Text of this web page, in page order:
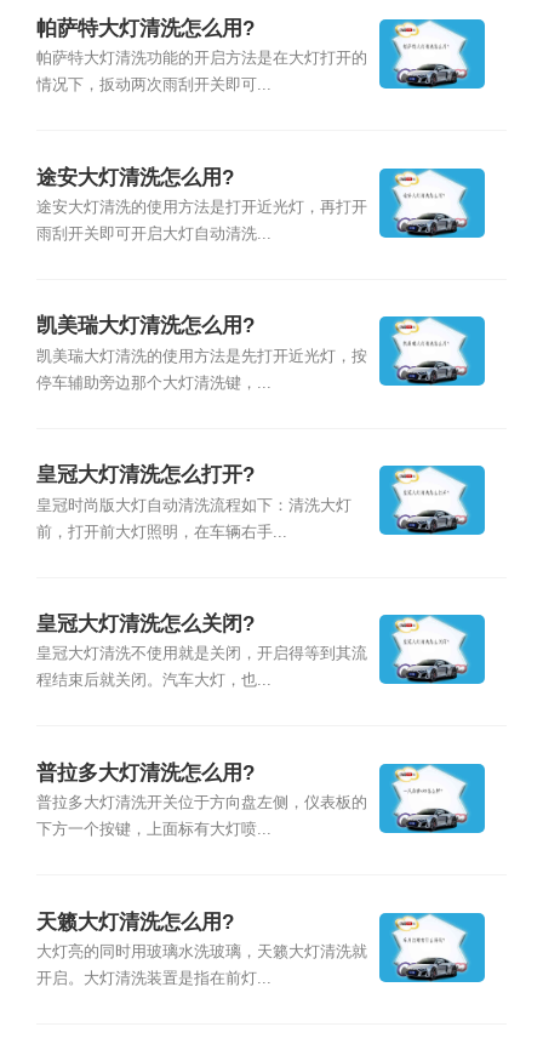
帕萨特大灯清洗怎么用?
帕萨特大灯清洗功能的开启方法是在大灯打开的
情况下，扳动两次雨刮开关即可...
途安大灯清洗怎么用?
途安大灯清洗的使用方法是打开近光灯，再打开
雨刮开关即可开启大灯自动清洗...
凯美瑞大灯清洗怎么用?
凯美瑞大灯清洗的使用方法是先打开近光灯，按
停车辅助旁边那个大灯清洗键，...
皇冠大灯清洗怎么打开?
皇冠时尚版大灯自动清洗流程如下：清洗大灯
前，打开前大灯照明，在车辆右手...
皇冠大灯清洗怎么关闭?
皇冠大灯清洗不使用就是关闭，开启得等到其流
程结束后就关闭。汽车大灯，也...
普拉多大灯清洗怎么用?
普拉多大灯清洗开关位于方向盘左侧，仪表板的
下方一个按键，上面标有大灯喷...
天籁大灯清洗怎么用?
大灯亮的同时用玻璃水洗玻璃，天籁大灯清洗就
开启。大灯清洗装置是指在前灯...